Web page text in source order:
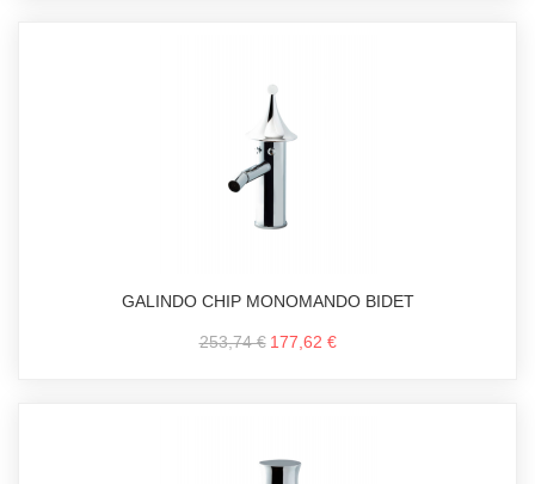
GALINDO CHIP MONOMANDO BIDET
253,74 € 177,62 €